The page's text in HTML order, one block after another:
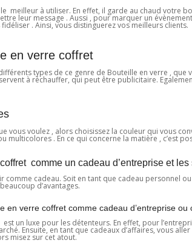
meilleur à utiliser. En effet, il garde au chaud votre
leur message . Aussi , pour marquer un
. Ainsi, vous distinguerez vos meilleurs clients.
en verre coffret
types de ce genre de Bouteille en verre ,
à réchauffer, qui peut être publicitaire.
vous voulez , alors choisissez la couleur qui vous
multicolores . En ce qui concerne la matière , c’est
comme un cadeau d’entreprise et les
comme cadeau. Soit en tant que cadeau personnel
d’avantages.
en verre coffret comme cadeau d’entreprise
un luxe pour les détenteurs. En effet, pour
Ensuite, en tant que cadeaux d’affaires, vous
misez sur cet atout.